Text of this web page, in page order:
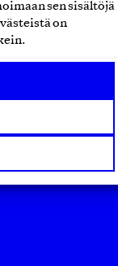
sen sisältöjä
on